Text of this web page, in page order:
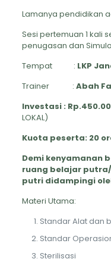
Lamanya pendidikan
Sesi pertemuan 1 kali
penugasan dan
Tempat : LKP
Trainer : Abah
Investasi :
LOKAL)
Kuota peserta: 20
Demi kenyamanan
ruang belajar putra/
putri didampingi
Materi Utama:
Standar Alat dan
Standar
Sterilisasi